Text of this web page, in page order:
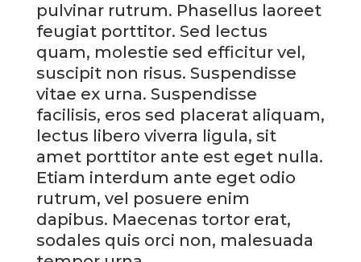
pulvinar rutrum. Phasellus laoreet
feugiat porttitor. Sed lectus
quam, molestie sed efficitur vel,
suscipit non risus. Suspendisse
vitae ex urna. Suspendisse
facilisis, eros sed placerat aliquam,
lectus libero viverra ligula, sit
amet porttitor ante est eget nulla.
Etiam interdum ante eget odio
rutrum, vel posuere enim
dapibus. Maecenas tortor erat,
sodales quis orci non, malesuada